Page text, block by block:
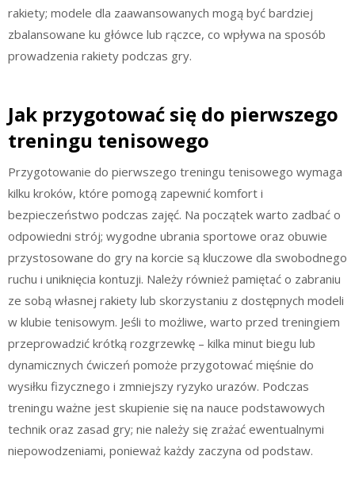
rakiety; modele dla zaawansowanych mogą być bardziej
zbalansowane ku główce lub rączce, co wpływa na sposób
prowadzenia rakiety podczas gry.
Jak przygotować się do pierwszego
treningu tenisowego
Przygotowanie do pierwszego treningu tenisowego wymaga
kilku kroków, które pomogą zapewnić komfort i
bezpieczeństwo podczas zajęć. Na początek warto zadbać o
odpowiedni strój; wygodne ubrania sportowe oraz obuwie
przystosowane do gry na korcie są kluczowe dla swobodnego
ruchu i uniknięcia kontuzji. Należy również pamiętać o zabraniu
ze sobą własnej rakiety lub skorzystaniu z dostępnych modeli
w klubie tenisowym. Jeśli to możliwe, warto przed treningiem
przeprowadzić krótką rozgrzewkę – kilka minut biegu lub
dynamicznych ćwiczeń pomoże przygotować mięśnie do
wysiłku fizycznego i zmniejszy ryzyko urazów. Podczas
treningu ważne jest skupienie się na nauce podstawowych
technik oraz zasad gry; nie należy się zrażać ewentualnymi
niepowodzeniami, ponieważ każdy zaczyna od podstaw.